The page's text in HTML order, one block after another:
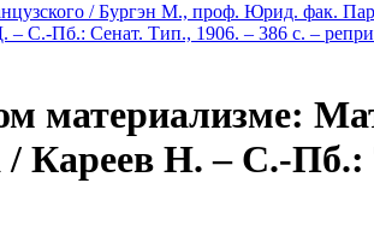
/ Бургэн М., проф. Юрид. фак.
С.-Пб.: Сенат. Тип., 1906. – 386 с. –
материализме:
/ Кареев Н. – С.-